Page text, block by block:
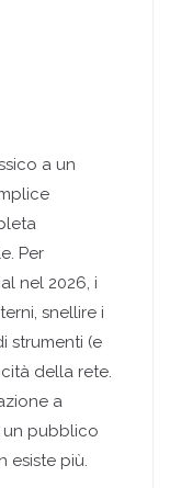
a un
Per
nel 2026, i
snellire i
strumenti (e
della rete.
a
un pubblico
esiste più.